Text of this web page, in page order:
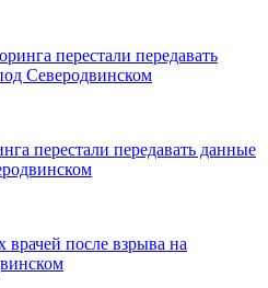
перестали передавать
Северодвинском
перестали передавать данные
после взрыва на